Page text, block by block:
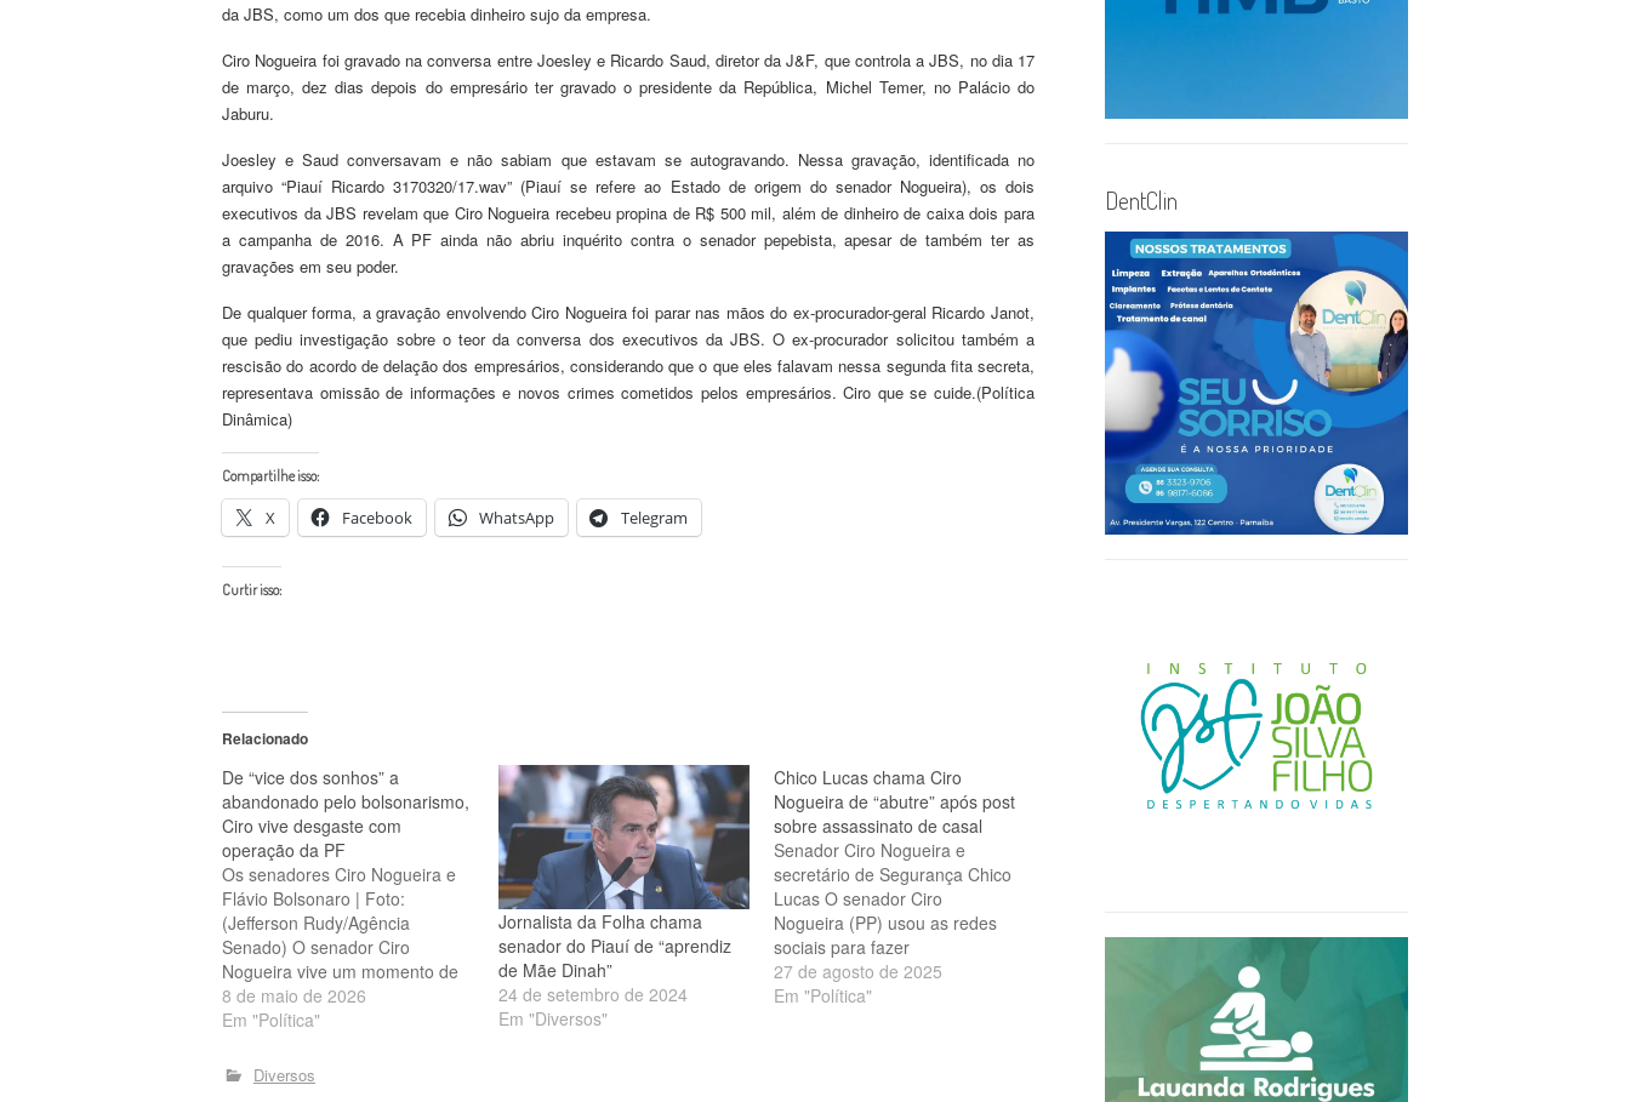
da JBS, como um dos que recebia dinheiro sujo da empresa.
Ciro Nogueira foi gravado na conversa entre Joesley e Ricardo Saud, diretor da J&F, que controla a JBS, no dia 17
de março, dez dias depois do empresário ter gravado o presidente da República, Michel Temer, no Palácio do
Jaburu.
Joesley e Saud conversavam e não sabiam que estavam se autogravando. Nessa gravação, identificada no
arquivo “Piauí Ricardo 3170320/17.wav” (Piauí se refere ao Estado de origem do senador Nogueira), os dois
executivos da JBS revelam que Ciro Nogueira recebeu propina de R$ 500 mil, além de dinheiro de caixa dois para
a campanha de 2016. A PF ainda não abriu inquérito contra o senador pepebista, apesar de também ter as
gravações em seu poder.
De qualquer forma, a gravação envolvendo Ciro Nogueira foi parar nas mãos do ex-procurador-geral Ricardo Janot,
que pediu investigação sobre o teor da conversa dos executivos da JBS. O ex-procurador solicitou também a
rescisão do acordo de delação dos empresários, considerando que o que eles falavam nessa segunda fita secreta,
representava omissão de informações e novos crimes cometidos pelos empresários. Ciro que se cuide.(Política
Dinâmica)
Compartilhe isso:
X Facebook WhatsApp Telegram
Curtir isso:
Relacionado
De “vice dos sonhos” a
abandonado pelo bolsonarismo,
Ciro vive desgaste com
operação da PF
Os senadores Ciro Nogueira e
Flávio Bolsonaro | Foto:
(Jefferson Rudy/Agência
Senado) O senador Ciro
Nogueira vive um momento de
desgaste político após se tornar
alvo da 5ª fase da Operação
pela Polícia Federal nesta
quinta-feira (7). Considerado um
8 de maio de 2026
Em "Política"
Jornalista da Folha chama
senador do Piauí de “aprendiz
de Mãe Dinah”
24 de setembro de 2024
Em "Diversos"
Chico Lucas chama Ciro
Nogueira de “abutre” após post
sobre assassinato de casal
Senador Ciro Nogueira e
secretário de Segurança Chico
Lucas O senador Ciro
Nogueira (PP) usou as redes
sociais para fazer
política e criticar a segurança
pública do Piauí ao comentar o
27 de agosto de 2025
Em "Política"
Diversos
DentClin